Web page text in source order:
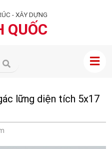
- XÂY DỰNG
QUỐC
lững diện tích 5x17